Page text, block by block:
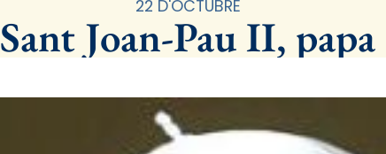
22 D'OCTUBRE
Sant Joan-Pau II, papa